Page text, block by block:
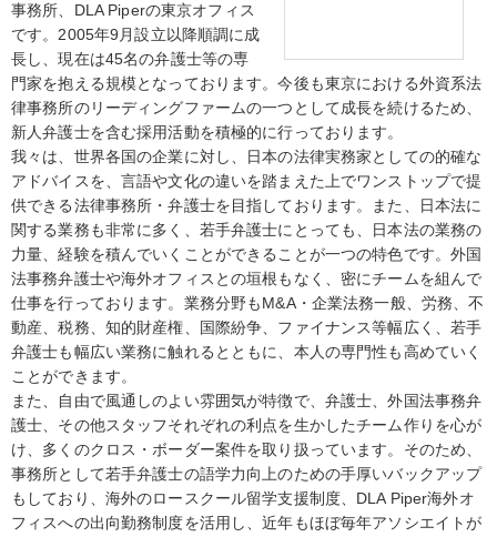
事務所、DLA Piperの東京オフィス
です。2005年9月設立以降順調に成
長し、現在は45名の弁護士等の専
門家を抱える規模となっております。今後も東京における外資系法
律事務所のリーディングファームの一つとして成長を続けるため、
新人弁護士を含む採用活動を積極的に行っております。
我々は、世界各国の企業に対し、日本の法律実務家としての的確な
アドバイスを、言語や文化の違いを踏まえた上でワンストップで提
供できる法律事務所・弁護士を目指しております。また、日本法に
関する業務も非常に多く、若手弁護士にとっても、日本法の業務の
力量、経験を積んでいくことができることが一つの特色です。外国
法事務弁護士や海外オフィスとの垣根もなく、密にチームを組んで
仕事を行っております。業務分野もM&A・企業法務一般、労務、不
動産、税務、知的財産権、国際紛争、ファイナンス等幅広く、若手
弁護士も幅広い業務に触れるとともに、本人の専門性も高めていく
ことができます。
また、自由で風通しのよい雰囲気が特徴で、弁護士、外国法事務弁
護士、その他スタッフそれぞれの利点を生かしたチーム作りを心が
け、多くのクロス・ボーダー案件を取り扱っています。そのため、
事務所として若手弁護士の語学力向上のための手厚いバックアップ
もしており、海外のロースクール留学支援制度、DLA Piper海外オ
フィスへの出向勤務制度を活用し、近年もほぼ毎年アソシエイトが